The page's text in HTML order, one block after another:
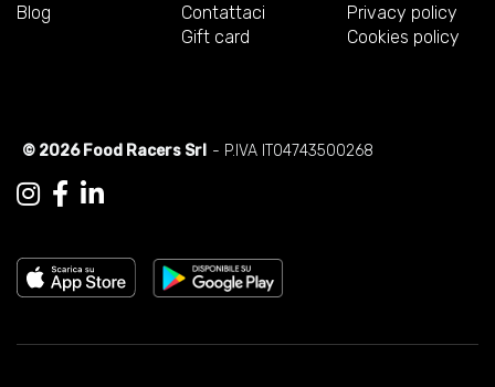
Blog
Contattaci
Gift card
Privacy policy
Cookies policy
© 2026 Food Racers Srl - P.IVA IT04743500268